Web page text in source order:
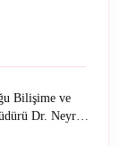
Bilişime ve
Dr. Neyran